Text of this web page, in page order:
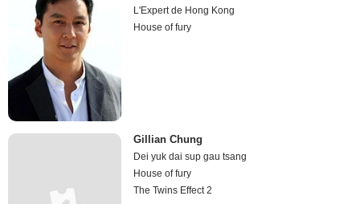
L'Expert de Hong Kong
House of fury
Gillian Chung
Dei yuk dai sup gau tsang
House of fury
The Twins Effect 2